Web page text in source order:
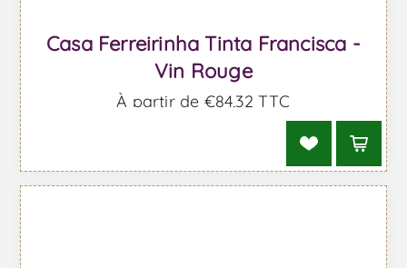
Casa Ferreirinha Tinta Francisca -
Vin Rouge
À partir de €84,32 TTC